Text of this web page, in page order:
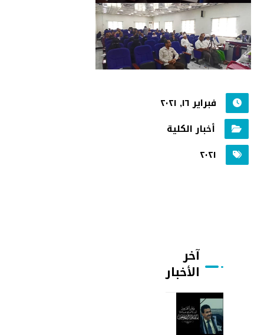
فبراير ١٦, ٢٠٢١
أخبار الكلية
٢٠٢١
آخر
الأخبار